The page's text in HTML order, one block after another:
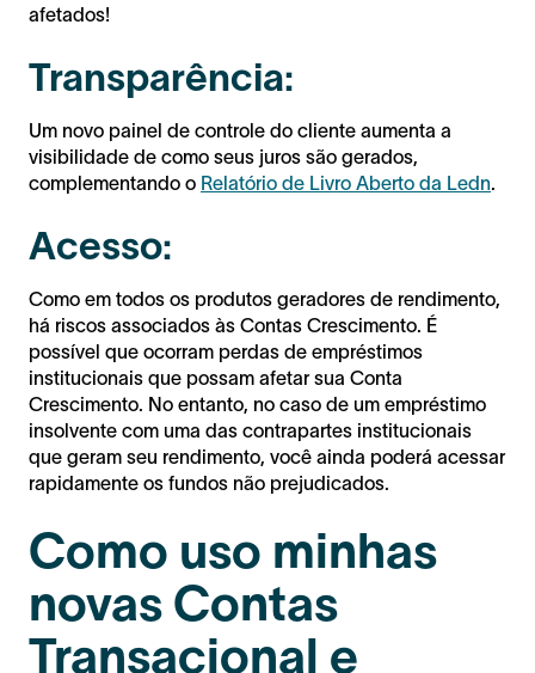
afetados!
Transparência:
Um novo painel de controle do cliente aumenta a
visibilidade de como seus juros são gerados,
complementando o Relatório de Livro Aberto da Ledn
Acesso:
Como em todos os produtos geradores de rendimento,
há riscos associados às Contas Crescimento. É
possível que ocorram perdas de empréstimos
institucionais que possam afetar sua Conta
Crescimento. No entanto, no caso de um empréstimo
insolvente com uma das contrapartes institucionais
que geram seu rendimento, você ainda poderá acessar
rapidamente os fundos não prejudicados.
Como uso minhas
novas Contas
Transacional e